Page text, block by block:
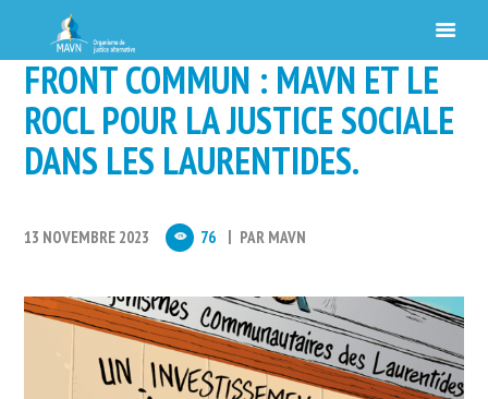
FRONT COMMUN : MAVN ET LE
ROCL POUR LA JUSTICE SOCIALE
DANS LES LAURENTIDES.
13 NOVEMBRE 2023 76 PAR MAVN